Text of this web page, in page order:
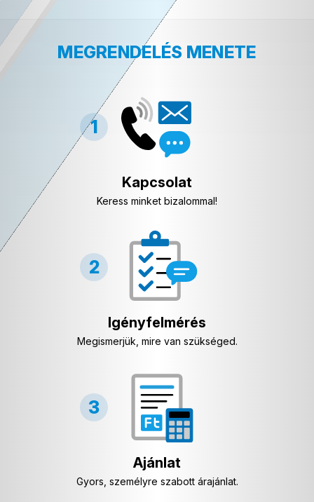
MEGRENDELÉS MENETE
Kapcsolat
Keress minket bizalommal!
Igényfelmérés
Megismerjük, mire van szükséged.
Ajánlat
Gyors, személyre szabott árajánlat.